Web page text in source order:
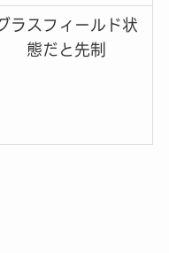
ラスフィールド状
態だと先制